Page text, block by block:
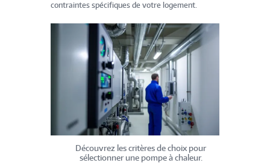
contraintes spécifiques de votre logement.
Découvrez les critères de choix pour
sélectionner une pompe à chaleur.